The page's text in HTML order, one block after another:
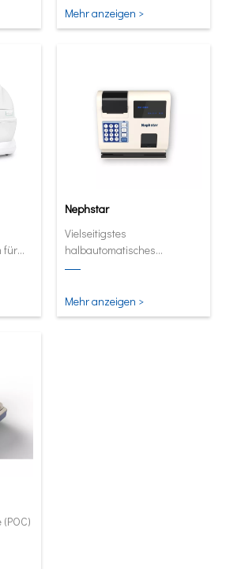
quantitative Analysator in
seiner kleinsten und
Mehr anzeigen >
für
Nephstar
Vielseitigstes
halbautomatisches
Analysegerät für spezifische
Mehr anzeigen >